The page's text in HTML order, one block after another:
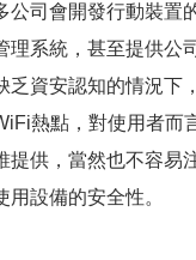
公司會開發行動裝置
理系統，甚至提供公
乏資安認知的情況下
熱點，對使用者而
提供，當然也不容易
用設備的安全性。